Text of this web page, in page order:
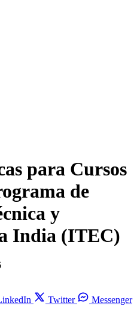
para Cursos
de
y
India (ITEC)
Twitter
Messenger